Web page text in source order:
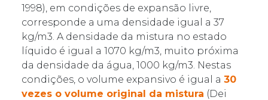
1998), em condições de expansão livre,
corresponde a uma densidade igual a 37
kg/m3. A densidade da mistura no estado
líquido é igual a 1070 kg/m3, muito próxima
da densidade da água, 1000 kg/m3. Nestas
condições, o volume expansivo é igual a 30
vezes o volume original da mistura (Dei